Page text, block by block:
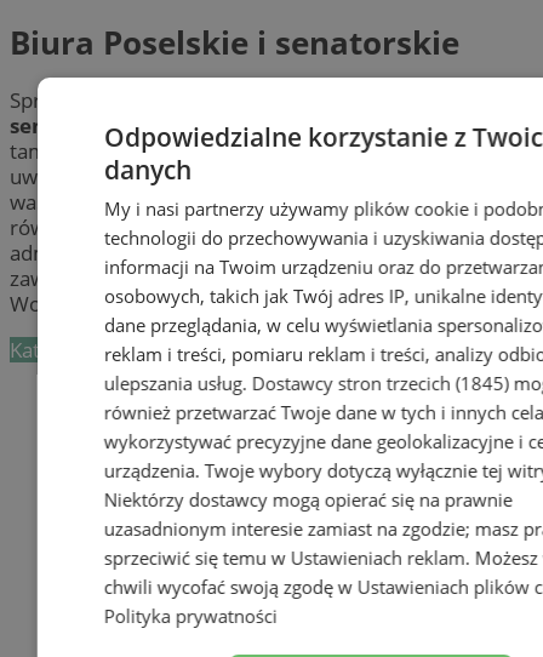
Biura Poselskie i senatorskie
Sprawdź gdzie znajduje się
senatorskiew mieście Wodzisław. Możesz odwiedzić
tam posła lub senatora oraz zgłosić się ze swoimi
uwagami, pomysłami i problemami dotyczącymi
waszego regionu. Jeśli zajdzie taka potrzeba możesz
również liczyć na poradę prawną lub prawno-
administracyjną.Biuro poselskie i senatorskie
zawsze jest otwarte dla wszystkich mieszkańców
Wodzisławia. Sprawdź adres i numer telefonu już teraz!
Kategoria nie zawiera żadnych prezentacji firm.
Dodaj firmę
Pozostałe firmy w kategorii
reklama
Tworzenie stron www -
Wodzisław Śląski
Odpowiedzialne korzystanie z
danych
My i nasi partnerzy używamy plików cookie i
technologii do przechowywania i uzyskiwania
informacji na Twoim urządzeniu oraz do
osobowych, takich jak Twój adres IP, unikalne
dane przeglądania, w celu wyświetlania
reklam i treści, pomiaru reklam i treści, analizy
ulepszania usług. Dostawcy stron trzecich (1845)
również przetwarzać Twoje dane w tych i innych
wykorzystywać precyzyjne dane geolokalizacyjne i
urządzenia. Twoje wybory dotyczą wyłącznie tej
Niektórzy dostawcy mogą opierać się na prawnie
uzasadnionym interesie zamiast na zgodzie; masz
sprzeciwić się temu w Ustawieniach reklam.
chwili wycofać swoją zgodę w Ustawieniach plików
Polityka prywatności